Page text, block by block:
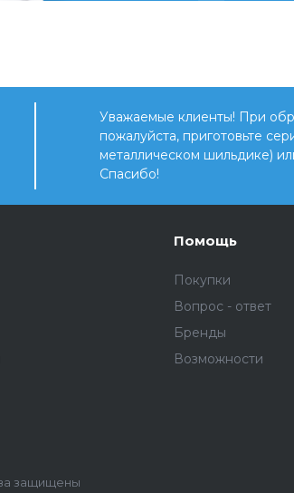
Уважаемые клиенты! При
пожалуйста, приготовьте
металлическом шильдике)
Спасибо!
Помощь
Покупки
Вопрос - ответ
Бренды
Возможности
защищены